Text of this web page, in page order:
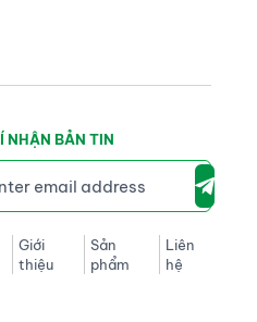
NHẬN BẢN TIN
Giới
thiệu
Sản
phẩm
Liên
hệ